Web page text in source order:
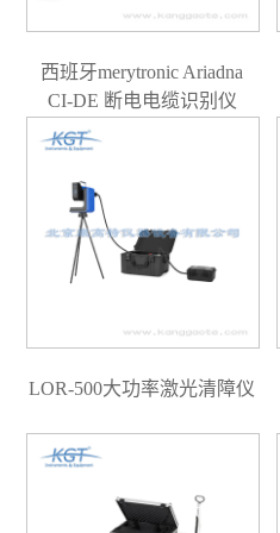
西班牙merytronic Ariadna
CI-DE 断电电缆识别仪
LOR-500大功率激光清障仪